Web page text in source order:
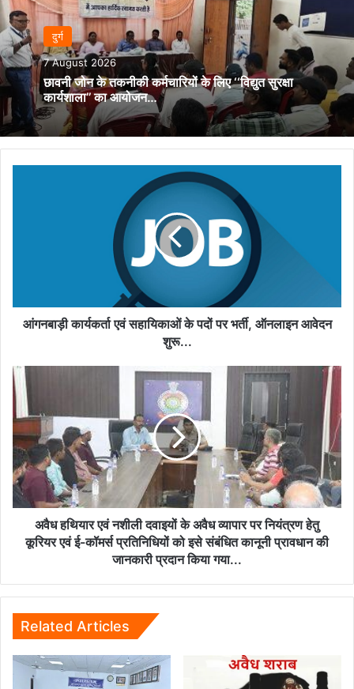
दुर्ग
7 August 2026
छावनी जोन के तकनीकी कर्मचारियों के लिए ‘‘विद्युत सुरक्षा
कार्यशाला’’ का आयोजन…
ऑनलाइन
आवेदन
आंगनबाड़ी कार्यकर्ता एवं सहायिकाओं के पदों पर भर्ती, ऑनलाइन आवेदन
शुरू...
अवैध
हथियार
नशीली
दवाइयों
के
अवैध
व्यापार
पर
नियंत्रण
ई-
प्रतिनिधियों
को
इसे
संबंधित
अवैध हथियार एवं नशीली दवाइयों के अवैध व्यापार पर नियंत्रण हेतु
कूरियर एवं ई-कॉमर्स प्रतिनिधियों को इसे संबंधित कानूनी प्रावधान की
जानकारी प्रदान किया गया...
Related Articles